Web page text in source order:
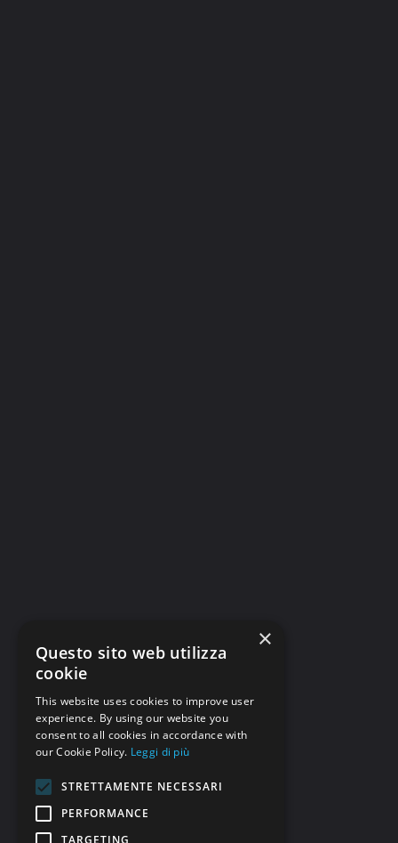
×
Questo sito web utilizza
cookie
This website uses cookies to improve user
experience. By using our website you
consent to all cookies in accordance with
our Cookie Policy. Leggi di più
STRETTAMENTE NECESSARI
PERFORMANCE
TARGETING